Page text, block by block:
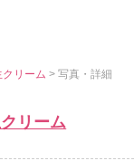
クリーム> 写真・詳細
リーム